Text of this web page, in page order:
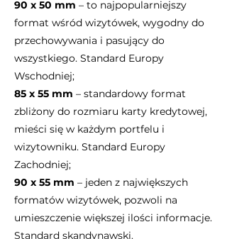
90 x 50 mm – to najpopularniejszy
format wśród wizytówek, wygodny do
przechowywania i pasujący do
wszystkiego. Standard Europy
Wschodniej;
85 x 55 mm – standardowy format
zbliżony do rozmiaru karty kredytowej,
mieści się w każdym portfelu i
wizytowniku. Standard Europy
Zachodniej;
90 x 55 mm – jeden z największych
formatów wizytówek, pozwoli na
umieszczenie większej ilości informacje.
Standard skandynawski.